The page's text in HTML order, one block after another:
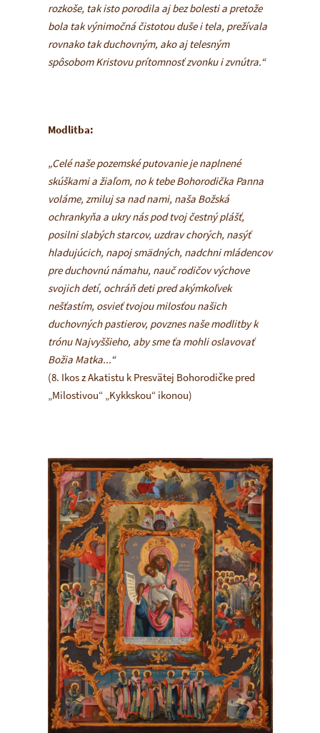
rozkoše, tak isto porodila aj bez bolesti a pretože
bola tak výnimočná čistotou duše i tela, prežívala
rovnako tak duchovným, ako aj telesným
spôsobom Kristovu prítomnosť zvonku i zvnútra.“
Modlitba:
„Celé naše pozemské putovanie je naplnené
skúškami a žiaľom, no k tebe Bohorodička Panna
voláme, zmiluj sa nad nami, naša Božská
ochrankyňa a ukry nás pod tvoj čestný plášť,
posilni slabých starcov, uzdrav chorých, nasýť
hladujúcich, napoj smädných, nadchni mládencov
pre duchovnú námahu, nauč rodičov výchove
svojich detí, ochráň deti pred akýmkoľvek
nešťastím, osvieť tvojou milosťou našich
duchovných pastierov, povznes naše modlitby k
trónu Najvyššieho, aby sme ťa mohli oslavovať
Božia Matka...“
(8. Ikos z Akatistu k Presvätej Bohorodičke pred
„Milostivou“ „Kykkskou“ ikonou)